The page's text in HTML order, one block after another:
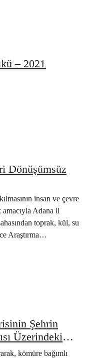
– 2021
Dönüşümsüz
insan ve çevre
Adana il
toprak, kül, su
Araştırma
Şehrin
Üzerindeki
kömüre bağımlı